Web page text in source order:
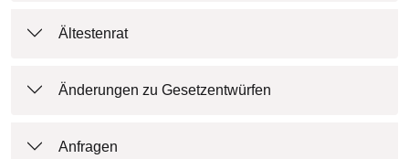
Ältestenrat
Änderungen zu Gesetzentwürfen
Anfragen